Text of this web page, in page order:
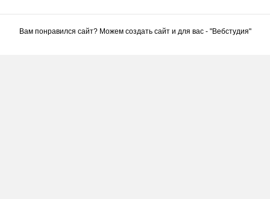
Вам понравился сайт? Можем создать сайт и для вас - "Вебстудия"